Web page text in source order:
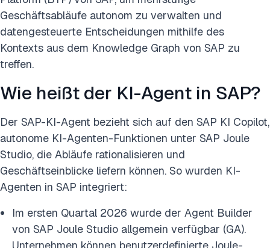
Geschäftsabläufe autonom zu verwalten und
datengesteuerte Entscheidungen mithilfe des
Kontexts aus dem Knowledge Graph von SAP zu
treffen.
Wie heißt der KI-Agent in SAP?
Der SAP-KI-Agent bezieht sich auf den SAP KI Copilot,
autonome KI-Agenten-Funktionen unter SAP Joule
Studio, die Abläufe rationalisieren und
Geschäftseinblicke liefern können. So wurden KI-
Agenten in SAP integriert:
Im ersten Quartal 2026 wurde der Agent Builder
von SAP Joule Studio allgemein verfügbar (GA).